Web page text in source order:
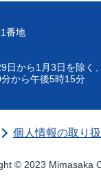
番地
から1月3日を除く、
から午後5時15分
個人情報の取り
© 2023 Mimasaka